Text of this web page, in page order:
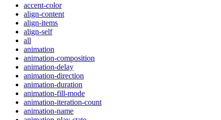
accent-color
align-content
align-items
align-self
all
animation
animation-composition
animation-delay
animation-direction
animation-duration
animation-fill-mode
animation-iteration-count
animation-name